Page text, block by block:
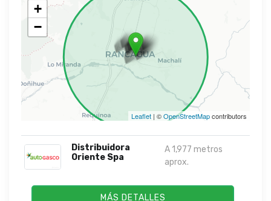
+
−
Leaflet | ©OpenStreetMapcontributors
Distribuidora
Oriente Spa
A 1,977 metros
aprox.
MÁS DETALLES